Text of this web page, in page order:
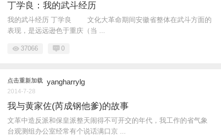
丁学良：我的武斗经历
我的武斗经历 丁学良 文化大革命期间安徽省整体在武斗方面的
表现，是远远逊色于重庆（当 ...
37066 0
点击重新加载 yangharrylg
2014-7-28
我与黄家佐(芮成钢他爹)的故事
文革中造反派和保皇派整天闹得不可开交的年代，我工作的省气象
台观测组办公室经常有个说话满口京 ...